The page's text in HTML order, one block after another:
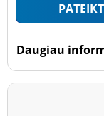
Daugiau